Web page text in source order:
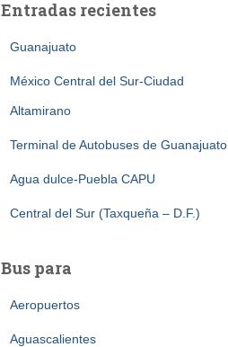
Entradas recientes
Guanajuato
México Central del Sur-Ciudad
Altamirano
Terminal de Autobuses de Guanajuato
Agua dulce-Puebla CAPU
Central del Sur (Taxqueña – D.F.)
Bus para
Aeropuertos
Aguascalientes